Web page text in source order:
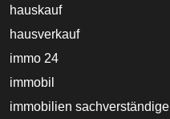
hauskauf
hausverkauf
immo 24
immobil
immobilien sachverständige